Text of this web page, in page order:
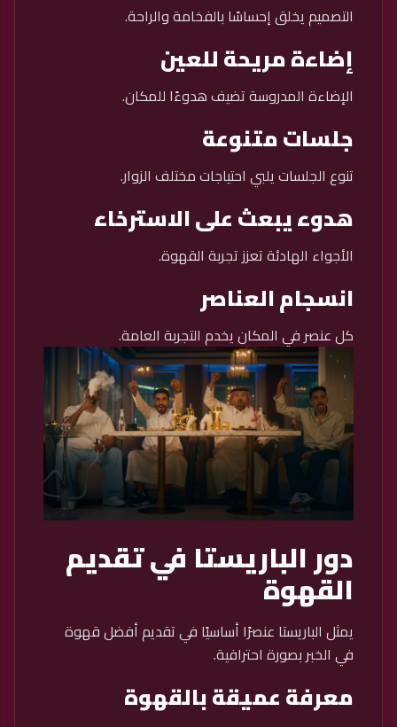
التصميم يخلق إحساسًا بالفخامة والراحة.
إضاءة مريحة للعين
الإضاءة المدروسة تضيف هدوءًا للمكان.
جلسات متنوعة
تنوع الجلسات يلبي احتياجات مختلف الزوار.
هدوء يبعث على الاسترخاء
الأجواء الهادئة تعزز تجربة القهوة.
انسجام العناصر
كل عنصر في المكان يخدم التجربة العامة.
دور الباريستا في تقديم
القهوة
يمثل الباريستا عنصرًا أساسيًا في تقديم أفضل قهوة
في الخبر بصورة احترافية.
معرفة عميقة بالقهوة